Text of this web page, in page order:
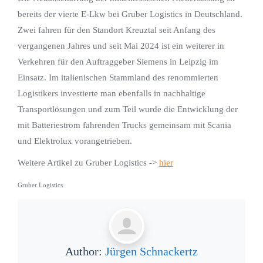
bereits der vierte E-Lkw bei Gruber Logistics in Deutschland.
Zwei fahren für den Standort Kreuztal seit Anfang des
vergangenen Jahres und seit Mai 2024 ist ein weiterer in
Verkehren für den Auftraggeber Siemens in Leipzig im
Einsatz. Im italienischen Stammland des renommierten
Logistikers investierte man ebenfalls in nachhaltige
Transportlösungen und zum Teil wurde die Entwicklung der
mit Batteriestrom fahrenden Trucks gemeinsam mit Scania
und Elektrolux vorangetrieben.
Weitere Artikel zu Gruber Logistics -> hier
Gruber Logistics
Author: Jürgen Schnackertz